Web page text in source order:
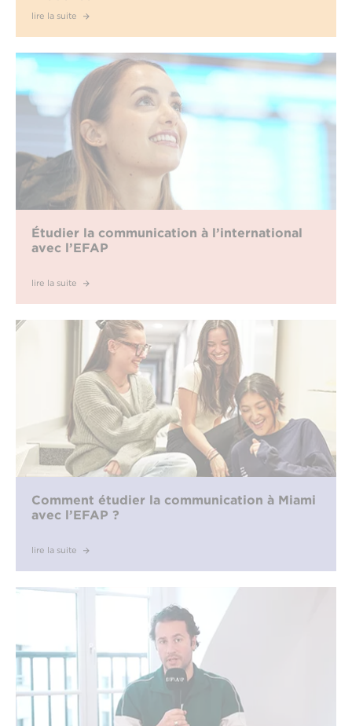
lire la suite
Étudier la communication à l’international
avec l’EFAP
lire la suite
Comment étudier la communication à Miami
avec l’EFAP ?
lire la suite